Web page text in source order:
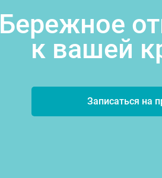
Бережное
к вашей
Записаться на